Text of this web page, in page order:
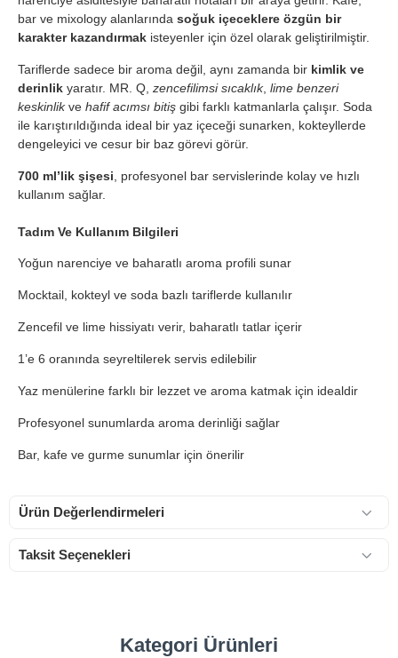
bar ve mixology alanlarında soğuk içeceklere özgün bir
karakter kazandırmak isteyenler için özel olarak geliştirilmiştir.
Tariflerde sadece bir aroma değil, aynı zamanda bir kimlik ve
derinlik yaratır. MR. Q, zencefilimsi sıcaklık, lime benzeri
keskinlikve hafif acımsı bitiş gibi farklı katmanlarla çalışır. Soda
ile karıştırıldığında ideal bir yaz içeceği sunarken, kokteyllerde
dengeleyici ve cesur bir baz görevi görür.
700 ml’lik şişesi , profesyonel bar servislerinde kolay ve hızlı
kullanım sağlar.
Tadım Ve Kullanım Bilgileri
Yoğun narenciye ve baharatlı aroma profili sunar
Mocktail, kokteyl ve soda bazlı tariflerde kullanılır
Zencefil ve lime hissiyatı verir, baharatlı tatlar içerir
1’e 6 oranında seyreltilerek servis edilebilir
Yaz menülerine farklı bir lezzet ve aroma katmak için idealdir
Profesyonel sunumlarda aroma derinliği sağlar
Bar, kafe ve gurme sunumlar için önerilir
Ürün Değerlendirmeleri
Taksit Seçenekleri
Kategori Ürünleri